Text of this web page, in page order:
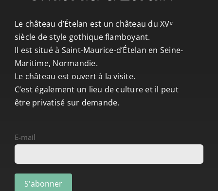
Le château d’Ételan est un château du XVᵉ
siècle de style gothique flamboyant.
Il est situé à Saint-Maurice-d’Ételan en Seine-
Maritime, Normandie.
Le château est ouvert à la visite.
C’est également un lieu de culture et il peut
être privatisé sur demande.
E-mail